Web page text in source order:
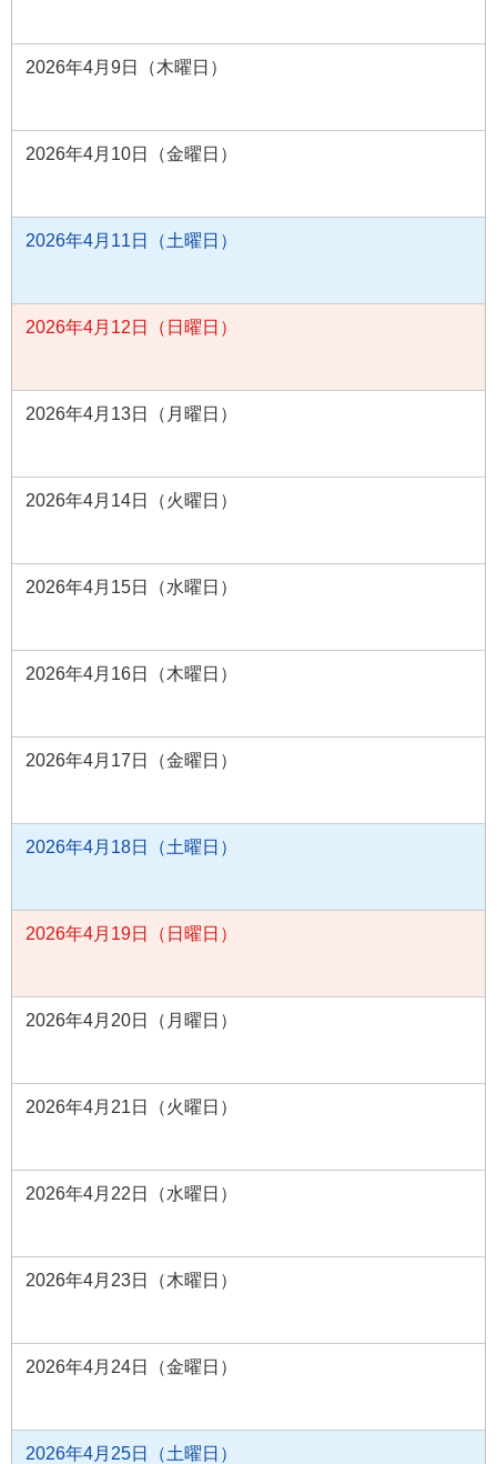
2026年4月9日（木曜日）
2026年4月10日（金曜日）
2026年4月11日（土曜日）
2026年4月12日（日曜日）
2026年4月13日（月曜日）
2026年4月14日（火曜日）
2026年4月15日（水曜日）
2026年4月16日（木曜日）
2026年4月17日（金曜日）
2026年4月18日（土曜日）
2026年4月19日（日曜日）
2026年4月20日（月曜日）
2026年4月21日（火曜日）
2026年4月22日（水曜日）
2026年4月23日（木曜日）
2026年4月24日（金曜日）
2026年4月25日（土曜日）